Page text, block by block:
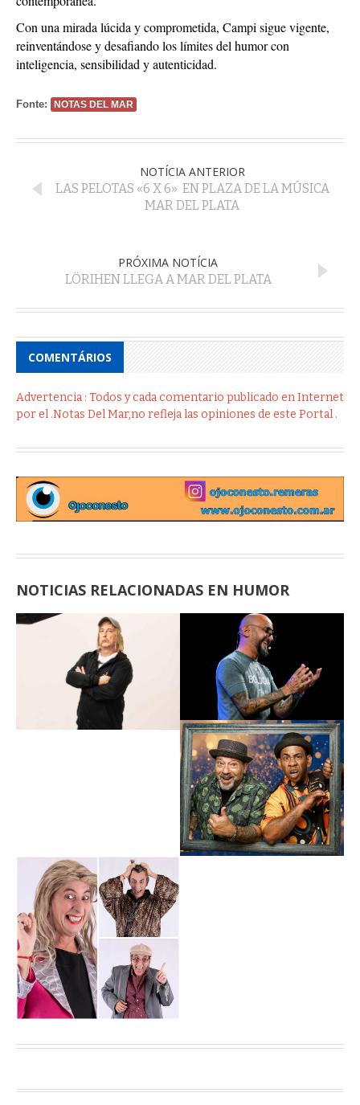
Con una mirada lúcida y comprometida, Campi sigue vigente,
reinventándose y desafiando los límites del humor con
inteligencia, sensibilidad y autenticidad.
Fonte: NOTAS DEL MAR
NOTÍCIA ANTERIOR
LAS PELOTAS «6 X 6» EN PLAZA DE LA MÚSICA
MAR DEL PLATA
PRÓXIMA NOTÍCIA
LÖRIHEN LLEGA A MAR DEL PLATA
COMENTÁRIOS
Advertencia : Todos y cada comentario publicado en Internet
por el .Notas Del Mar,no refleja las opiniones de este Portal .
NOTICIAS RELACIONADAS EN HUMOR